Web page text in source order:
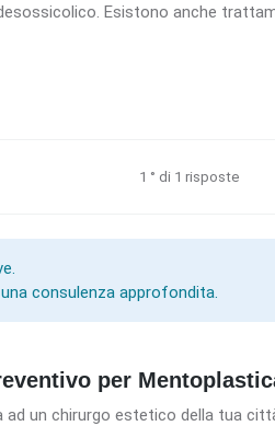
Esistono anche
1 ° di 1 risposte
consulenza approfondita.
per
ad un chirurgo estetico della tua